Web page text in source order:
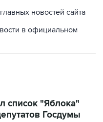
новостей сайта
в официальном
список "Яблока"
Госдумы